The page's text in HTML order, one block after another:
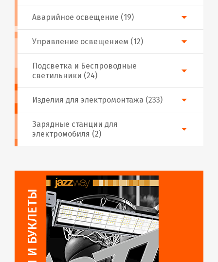
Аварийное освещение (19)
Подсветка и Беспроводные
светильники (24)
Изделия для электромонтажа (233)
Управление освещением (12)
Зарядные станции для
электромобиля (2)